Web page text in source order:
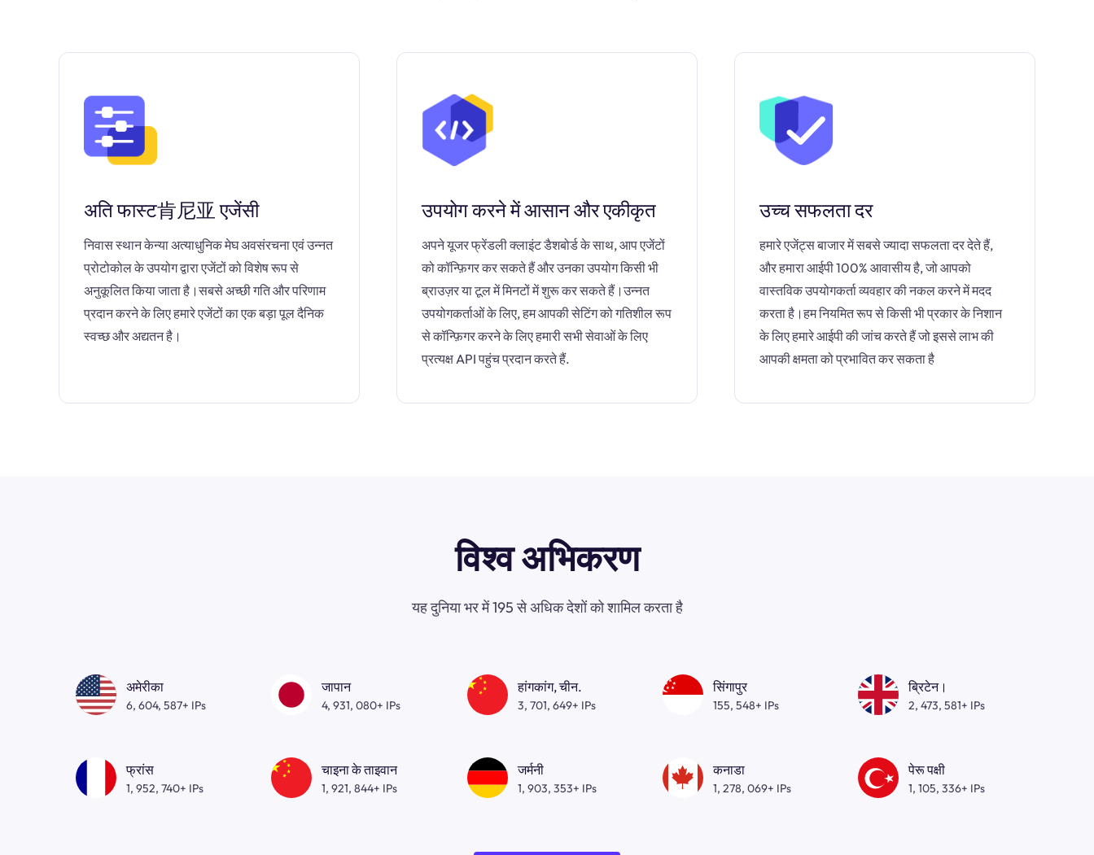
अति फास्ट肯尼亚 एजेंसी
निवास स्थान केन्या अत्याधुनिक मेघ अवसंरचना एवं उन्नत
प्रोटोकोल के उपयोग द्वारा एजेंटों को विशेष रूप से
अनुकूलित किया जाता है।सबसे अच्छी गति और परिणाम
प्रदान करने के लिए हमारे एजेंटों का एक बड़ा पूल दैनिक
स्वच्छ और अद्यतन है।
उपयोग करने में आसान और एकीकृत
अपने यूजर फ्रेंडली क्लाइंट डैशबोर्ड के साथ, आप एजेंटों
को कॉन्फ़िगर कर सकते हैं और उनका उपयोग किसी भी
ब्राउज़र या टूल में मिनटों में शुरू कर सकते हैं।उन्नत
उपयोगकर्ताओं के लिए, हम आपकी सेटिंग को गतिशील रूप
से कॉन्फ़िगर करने के लिए हमारी सभी सेवाओं के लिए
प्रत्यक्ष API पहुंच प्रदान करते हैं.
उच्च सफलता दर
हमारे एजेंट्स बाजार में सबसे ज्यादा सफलता दर देते हैं,
और हमारा आईपी 100% आवासीय है, जो आपको
वास्तविक उपयोगकर्ता व्यवहार की नकल करने में मदद
करता है।हम नियमित रूप से किसी भी प्रकार के निशान
के लिए हमारे आईपी की जांच करते हैं जो इससे लाभ की
आपकी क्षमता को प्रभावित कर सकता है
विश्व अभिकरण
यह दुनिया भर में 195 से अधिक देशों को शामिल करता है
अमेरीका
6, 604, 587+ IPs
जापान
4, 931, 080+ IPs
हांगकांग, चीन.
3, 701, 649+ IPs
सिंगापुर
155, 548+ IPs
ब्रिटेन।
2, 473, 581+ IPs
फ्रांस
1, 952, 740+ IPs
चाइना के ताइवान
1, 921, 844+ IPs
जर्मनी
1, 903, 353+ IPs
कनाडा
1, 278, 069+ IPs
पेरू पक्षी
1, 105, 336+ IPs